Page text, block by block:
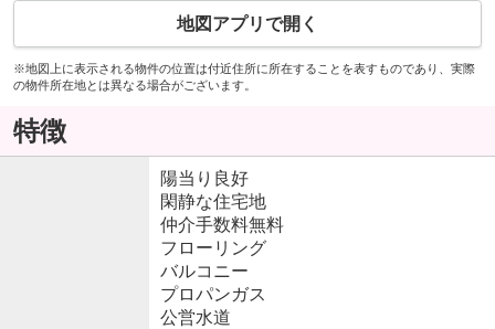
地図アプリで開く
※地図上に表示される物件の位置は付近住所に所在することを表すものであり、実際
の物件所在地とは異なる場合がございます。
特徴
陽当り良好
閑静な住宅地
仲介手数料無料
フローリング
バルコニー
プロパンガス
公営水道